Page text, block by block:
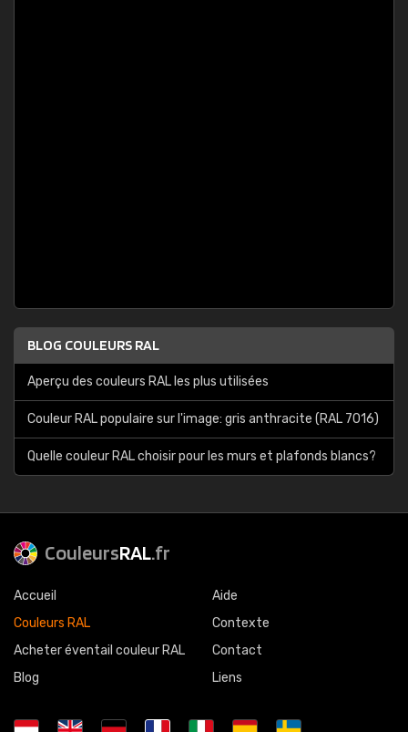
BLOG COULEURS RAL
Aperçu des couleurs RAL les plus utilisées
Couleur RAL populaire sur l'image: gris anthracite (RAL 7016)
Quelle couleur RAL choisir pour les murs et plafonds blancs?
CouleursRAL.fr
Accueil
Couleurs RAL
Acheter éventail couleur RAL
Blog
Aide
Contexte
Contact
Liens